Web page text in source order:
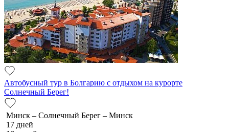
Автобусный тур в Болгарию с отдыхом на курорте
Солнечный Берег!
Минск – Солнечный Берег – Минск
17 дней